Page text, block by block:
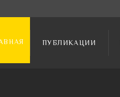
ПУБЛИКАЦИИ